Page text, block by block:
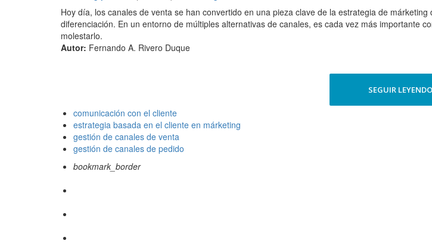
Hoy día, los canales de venta se han convertido en una pieza clave de la estrategia de
diferenciación. En un entorno de múltiples alternativas de canales, es cada vez más importante
molestarlo.
Autor: Fernando A. Rivero Duque
SEGUIR LEYENDO
comunicación con el cliente
estrategia basada en el cliente en márketing
gestión de canales de venta
gestión de canales de pedido
bookmark_border